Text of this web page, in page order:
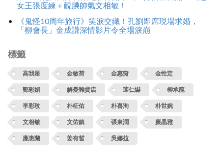
女王張度練＋靦腆帥氣文相敏！
《鬼怪10周年旅行》笑淚交織！孔劉即席現場求婚，
「柳會長」金成謙深情影片令全場淚崩
標籤
高我星 金敏荷 金惠奫 金性定
鄭彩娟 解憂雜貨店 裴仁爀 柳承龍
李彩玟 朴柾佑 朴喜洵 朴世婉
文相敏 文佑鎮 張東潤 廉晶雅
廉惠蘭 姜有皙 吳娜拉